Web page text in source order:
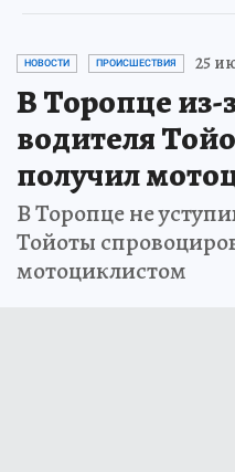
НОВОСТИ ПРОИСШЕСТВИЯ 25
В Торопце
водителя
получил
В Торопце не
Тойоты
мотоциклистом